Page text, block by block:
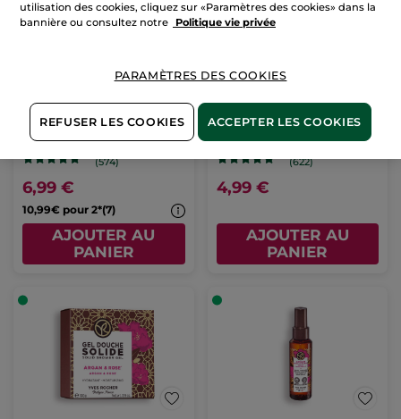
Eco-Recharge Bain
Douche Argan &
Pétales de Rose
Recharge 600 ml
(574)
6,99 €
10,99€ pour 2*(7)
AJOUTER AU
PANIER
Pétales de Rose
Flacon 400 ml
(622)
4,99 €
AJOUTER AU
PANIER
utilisation des cookies, cliquez sur «Paramètres des cookies» dans la
bannière ou consultez notre
Politique vie privée
PARAMÈTRES DES COOKIES
REFUSER LES COOKIES ACCEPTER LES COOKIES